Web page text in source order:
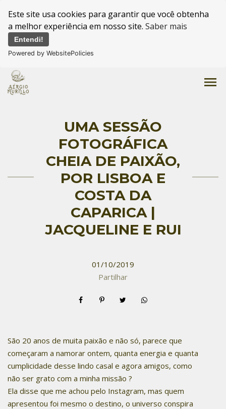
Este site usa cookies para garantir que você obtenha
a melhor experiência em nosso site. Saber mais
Entendi!
Powered by WebsitePolicies
menu
UMA SESSÃO
FOTOGRÁFICA
CHEIA DE PAIXÃO,
POR LISBOA E
COSTA DA
CAPARICA |
JACQUELINE E RUI
01/10/2019
Partilhar
São 20 anos de muita paixão e não só, parece que
começaram a namorar ontem, quanta energia e quanta
cumplicidade desse lindo casal e agora amigos, como
não ser grato com a minha missão ?
Ela disse que me achou pelo Instagram, mas quem
apresentou foi mesmo o destino, o universo conspira